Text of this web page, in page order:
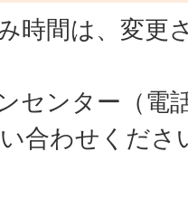
時間は、変更
センター（電
合わせくださ